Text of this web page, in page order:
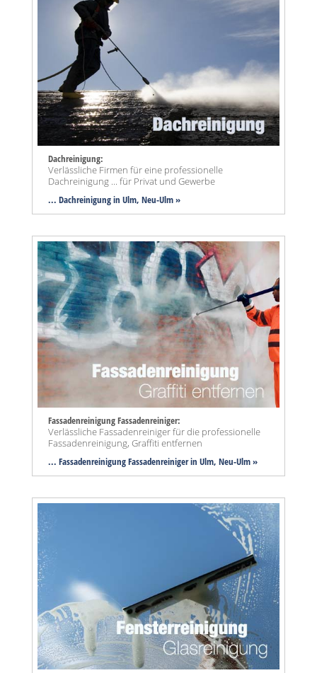
Dachreinigung:
Verlässliche Firmen für eine professionelle
Dachreinigung ... für Privat und Gewerbe
... Dachreinigung in Ulm, Neu-Ulm »
Fassadenreinigung Fassadenreiniger:
Verlässliche Fassadenreiniger für die professionelle
Fassadenreinigung, Graffiti entfernen
... Fassadenreinigung Fassadenreiniger in Ulm, Neu-Ulm »